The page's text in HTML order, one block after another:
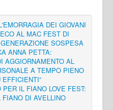
DEI GIOVANI
AL MAC FEST DI
SOSPESA
ANNA PETTA:
AGGIORNAMENTO AL
A TEMPO PIENO
IL FIANO LOVE FEST:
FIANO DI AVELLINO